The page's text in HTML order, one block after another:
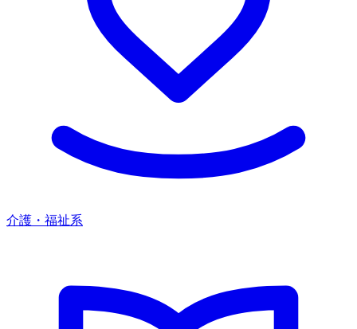
介護・福祉系